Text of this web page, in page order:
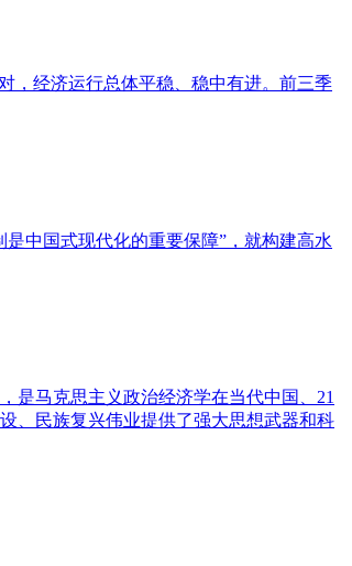
，经济运行总体平稳、稳中有进。前三季
中国式现代化的重要保障”，就构建高水
是马克思主义政治经济学在当代中国、21
、民族复兴伟业提供了强大思想武器和科